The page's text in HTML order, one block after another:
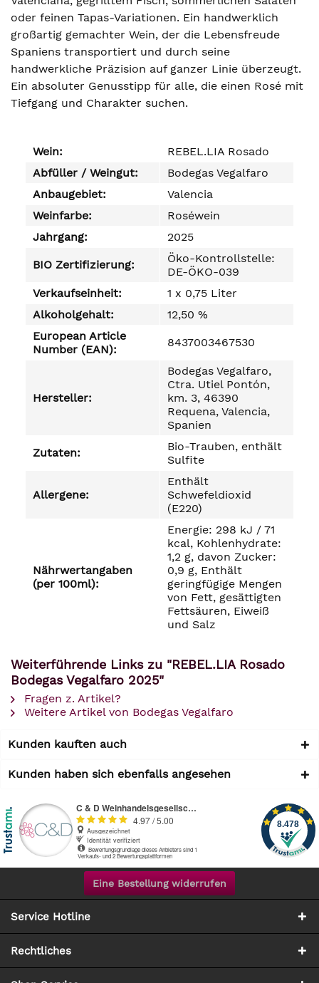
oder feinen Tapas-Variationen. Ein handwerklich
großartig gemachter Wein, der die Lebensfreude
Spaniens transportiert und durch seine
handwerkliche Präzision auf ganzer Linie überzeugt.
Ein absoluter Genusstipp für alle, die einen Rosé mit
Tiefgang und Charakter suchen.
Wein:
REBEL.LIA Rosado
Abfüller / Weingut:
Bodegas Vegalfaro
Anbaugebiet:
Valencia
Weinfarbe:
Roséwein
Jahrgang:
2025
BIO Zertifizierung:
Öko-Kontrollstelle:
DE-ÖKO-039
Verkaufseinheit:
1 x 0,75 Liter
Alkoholgehalt:
12,50 %
European Article
Number (EAN):
8437003467530
Hersteller:
Bodegas Vegalfaro,
Ctra. Utiel Pontón,
km. 3, 46390
Requena, Valencia,
Spanien
Zutaten:
Bio-Trauben, enthält
Sulfite
Allergene:
Enthält
Schwefeldioxid
(E220)
Nährwertangaben
(per 100ml):
Energie: 298 kJ / 71
kcal, Kohlenhydrate:
1,2 g, davon Zucker:
0,9 g, Enthält
geringfügige Mengen
von Fett, gesättigten
Fettsäuren, Eiweiß
und Salz
Weiterführende Links zu "REBEL.LIA Rosado
Bodegas Vegalfaro 2025"
Fragen z. Artikel?
Weitere Artikel von Bodegas Vegalfaro
Kunden kauften auch
Kunden haben sich ebenfalls angesehen
Eine Bestellung widerrufen
Service Hotline
Rechtliches